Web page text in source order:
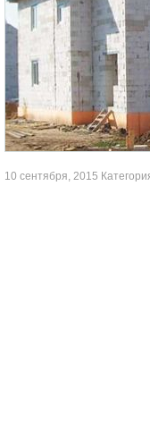
10 сентября, 2015